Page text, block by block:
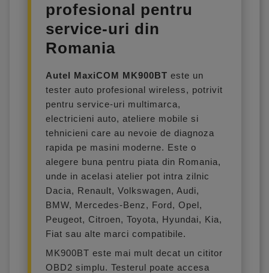
profesional pentru
service-uri din
Romania
Autel MaxiCOM MK900BT este un
tester auto profesional wireless, potrivit
pentru service-uri multimarca,
electricieni auto, ateliere mobile si
tehnicieni care au nevoie de diagnoza
rapida pe masini moderne. Este o
alegere buna pentru piata din Romania,
unde in acelasi atelier pot intra zilnic
Dacia, Renault, Volkswagen, Audi,
BMW, Mercedes-Benz, Ford, Opel,
Peugeot, Citroen, Toyota, Hyundai, Kia,
Fiat sau alte marci compatibile.
MK900BT este mai mult decat un cititor
OBD2 simplu. Testerul poate accesa